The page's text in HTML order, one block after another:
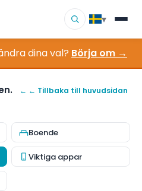
▾
dina val? Börja om →
← ← Tillbaka till huvudsidan
Boende
Viktiga appar